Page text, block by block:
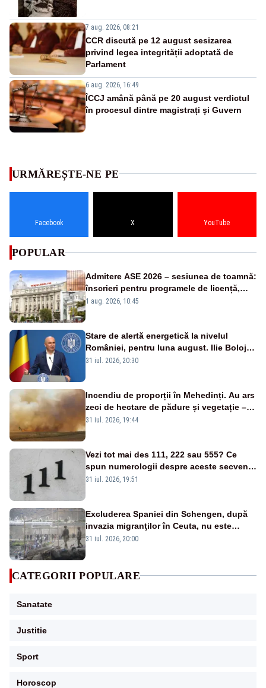
7 aug. 2026, 08:21
CCR discută pe 12 august sesizarea
privind legea integrității adoptată de
Parlament
6 aug. 2026, 16:49
ÎCCJ amână până pe 20 august verdictul
în procesul dintre magistrați și Guvern
URMĂREȘTE-NE PE
Facebook X YouTube
POPULAR
Admitere ASE 2026 – sesiunea de toamnă:
înscrieri pentru programele de licență,
masterat și doctorat
1 aug. 2026, 10:45
Stare de alertă energetică la nivelul
României, pentru luna august. Ilie Bolojan
a anunțat importuri și posibile restricții –
31 iul. 2026, 20:30
Incendiu de proporții în Mehedinți. Au ars
zeci de hectare de pădure și vegetație –
VIDEO
31 iul. 2026, 19:44
Vezi tot mai des 111, 222 sau 555? Ce
spun numerologii despre aceste secvențe
și cum explică psihologii fenomenul
31 iul. 2026, 19:51
Excluderea Spaniei din Schengen, după
invazia migranţilor în Ceuta, nu este
posibilă - ANALIZĂ
31 iul. 2026, 20:00
CATEGORII POPULARE
Sanatate
Justitie
Sport
Horoscop